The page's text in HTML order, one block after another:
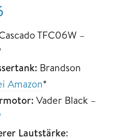
TFC06W –
Brandson
Amazon*
Vader Black –
Lautstärke: